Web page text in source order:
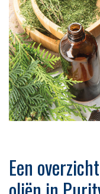
Een